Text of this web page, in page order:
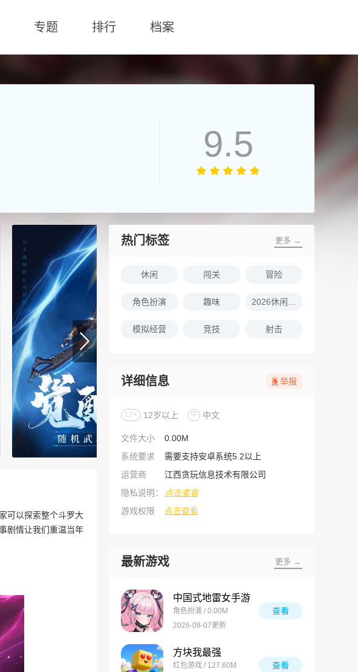
专题 排行 档案
9.5
可以探索整个斗罗大
剧情让我们重温当年
热门标签 更多 →
休闲 闯关 冒险
角色扮演 趣味
模拟经营 竞技 射击
详细信息 举报
12+ 12岁以上 中 中文
文件大小
0.00M
系统要求
需要支持安卓系统5.2以上
运营商
江西贪玩信息技术有限公司
隐私说明：
点击查看
游戏权限
点击查看
最新游戏 更多 →
中国式地雷女手游
角色扮演 / 0.00M
2026-08-07更新
查看
方块我最强
红包游戏 / 127.60M
查看